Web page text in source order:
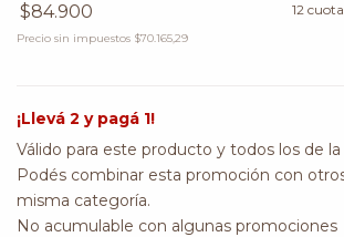
$84.900 12
Precio sin impuestos $70.165,29
¡Llevá 2 y pagá 1!
Válido para este producto y todos los de
Podés combinar esta promoción con
misma categoría.
No acumulable con algunas promociones